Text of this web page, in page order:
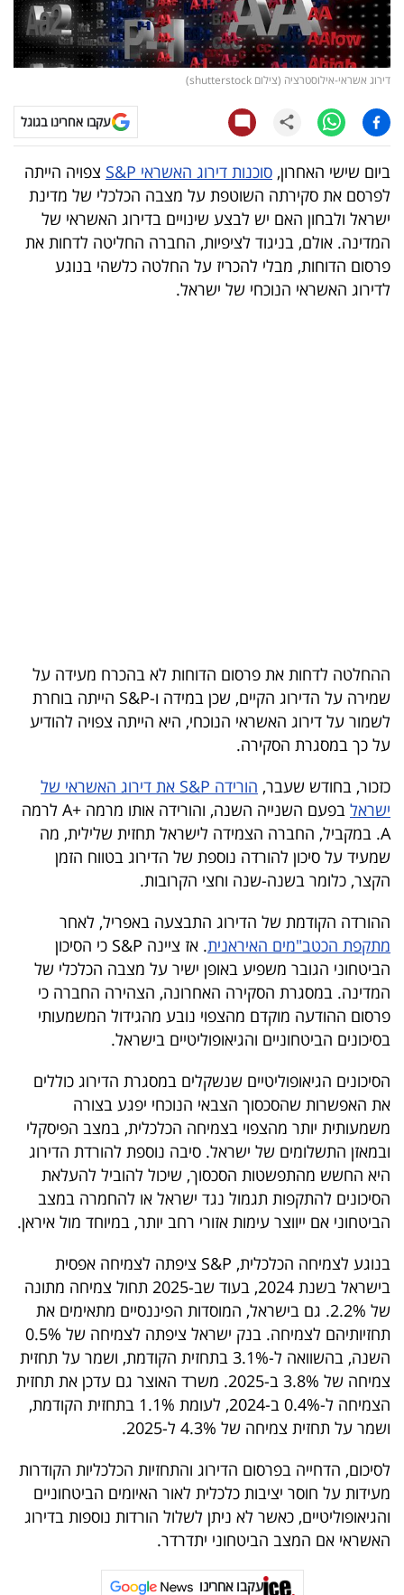
קריפטו
ויראלי
עסקי
ספורט
קריירה
ולימודים
מינויים
הכלכלי
פודקאסט
40
UNDER
40
שיתופי
דרושים
ניוזלטרים
מייל
אדום
פרסמו
באייס
עקבו
אחרינו:
דירוג אשראי-אילוסטרציה (צילום shutterstock)
עקבו אחרינו בגוגל
ביום שישי האחרון, סוכנות דירוג האשראי S&P
צפויה הייתה
לפרסם את סקירתה השוטפת על מצבה הכלכלי של מדינת
ישראל ולבחון האם יש לבצע שינויים בדירוג האשראי של
המדינה. אולם, בניגוד לציפיות, החברה החליטה לדחות את
פרסום הדוחות, מבלי להכריז על החלטה כלשהי בנוגע
לדירוג האשראי הנוכחי של ישראל.
ההחלטה לדחות את פרסום הדוחות לא בהכרח מעידה על
שמירה על הדירוג הקיים, שכן במידה ו-S&P הייתה בוחרת
לשמור על דירוג האשראי הנוכחי, היא הייתה צפויה להודיע
על כך במסגרת הסקירה.
כזכור, בחודש שעבר,
הורידה S&P את דירוג האשראי של
ישראל
בפעם השנייה השנה, והורידה אותו מרמה +A לרמה
A. במקביל, החברה הצמידה לישראל תחזית שלילית, מה
שמעיד על סיכון להורדה נוספת של הדירוג בטווח הזמן
הקצר, כלומר בשנה-שנה וחצי הקרובות.
ההורדה הקודמת של הדירוג התבצעה באפריל, לאחר
מתקפת הכטב"מים האיראנית
. אז ציינה S&P כי הסיכון
הביטחוני הגובר משפיע באופן ישיר על מצבה הכלכלי של
המדינה. במסגרת הסקירה האחרונה, הצהירה החברה כי
פרסום ההודעה מוקדם מהצפוי נובע מהגידול המשמעותי
בסיכונים הביטחוניים והגיאופוליטיים בישראל.
הסיכונים הגיאופוליטיים שנשקלים במסגרת הדירוג כוללים
את האפשרות שהסכסוך הצבאי הנוכחי יפגע בצורה
משמעותית יותר מהצפוי בצמיחה הכלכלית, במצב הפיסקלי
ובמאזן התשלומים של ישראל. סיבה נוספת להורדת הדירוג
היא החשש מהתפשטות הסכסוך, שיכול להוביל להעלאת
הסיכונים להתקפות תגמול נגד ישראל או להחמרה במצב
הביטחוני אם ייווצר עימות אזורי רחב יותר, במיוחד מול איראן.
בנוגע לצמיחה הכלכלית, S&P ציפתה לצמיחה אפסית
בישראל בשנת 2024, בעוד שב-2025 תחול צמיחה מתונה
של 2.2%. גם בישראל, המוסדות הפיננסיים מתאימים את
תחזיותיהם לצמיחה. בנק ישראל ציפתה לצמיחה של 0.5%
השנה, בהשוואה ל-3.1% בתחזית הקודמת, ושמר על תחזית
צמיחה של 3.8% ב-2025. משרד האוצר גם עדכן את תחזית
הצמיחה ל-0.4% ב-2024, לעומת 1.1% בתחזית הקודמת,
ושמר על תחזית צמיחה של 4.3% ל-2025.
לסיכום, הדחייה בפרסום הדירוג והתחזיות הכלכליות הקודרות
מעידות על חוסר יציבות כלכלית לאור האיומים הביטחוניים
והגיאופוליטיים, כאשר לא ניתן לשלול הורדות נוספות בדירוג
האשראי אם המצב הביטחוני יתדרדר.
עקבו אחרינו